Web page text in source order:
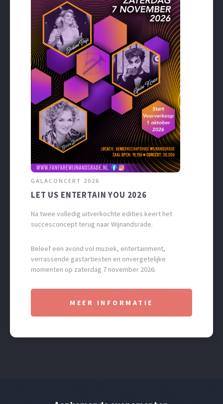
GALACONCERT 2026
LET US ENTERTAIN YOU 2026
Na twee volledig uitverkochte edities keert het
succesconcept terug naar Wijnandsrade.
Beleef een avond vol muziek, entertainment,
verrassende gastartiesten en onvergetelijke
momenten op zaterdag 7 november 2026.
MEER INFORMATIE